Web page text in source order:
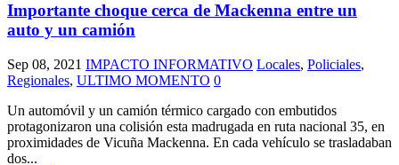
Importante choque cerca de Mackenna entre un
auto y un camión
Sep 08, 2021 IMPACTO INFORMATIVO Locales, Policiales,
Regionales, ULTIMO MOMENTO 0
Un automóvil y un camión térmico cargado con embutidos
protagonizaron una colisión esta madrugada en ruta nacional 35, en
proximidades de Vicuña Mackenna. En cada vehículo se trasladaban
dos...